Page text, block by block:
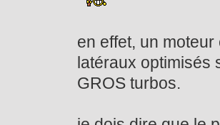
en effet, un
latéraux optimisés
GROS turbos.